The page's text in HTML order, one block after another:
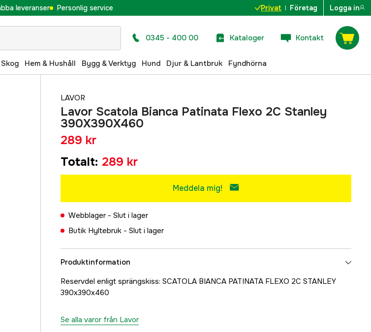
leveranser Personlig service Privat Företag Logga in
0345 - 400 00 Kataloger Kontakt
Skog Hem & Hushåll Bygg & Verktyg Hund Djur & Lantbruk Fyndhörna
LAVOR
Lavor Scatola Bianca Patinata Flexo 2C Stanley
390X390X460
289 kr
Totalt: 289 kr
Meddela mig!
Webblager - Slut i lager
Butik Hyltebruk - Slut i lager
Produktinformation
Reservdel enligt sprängskiss: SCATOLA BIANCA PATINATA FLEXO 2C STANLEY
390x390x460
Se alla varor från Lavor